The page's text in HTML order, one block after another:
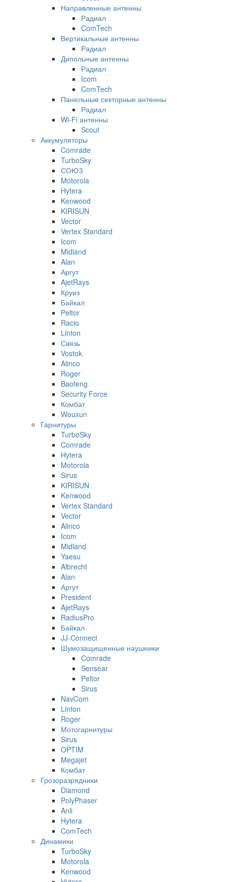
Направленные антенны
Радиал
ComTech
Вертикальные антенны
Радиал
Дипольные антенны
Радиал
Icom
ComTech
Панельные секторные антенны
Радиал
Wi-Fi антенны
Scout
Аккумуляторы
Comrade
TurboSky
СОЮЗ
Motorola
Hytera
Kenwood
KIRISUN
Vector
Vertex Standard
Icom
Midland
Alan
Аргут
AjetRays
Круиз
Байкал
Peltor
Racio
Linton
Связь
Vostok
Alinco
Roger
Baofeng
Security Force
Комбат
Wouxun
Гарнитуры
TurboSky
Comrade
Hytera
Motorola
Sirus
KIRISUN
Kenwood
Vertex Standard
Vector
Alinco
Icom
Midland
Yaesu
Albrecht
Alan
Аргут
President
AjetRays
RadiusPro
Байкал
JJ-Connect
Шумозащищенные наушники
Comrade
Sensear
Peltor
Sirus
NavCom
Linton
Roger
Мотогарнитуры
Sirus
OPTIM
Megajet
Комбат
Грозоразрядники
Diamond
PolyPhaser
Anli
Hytera
ComTech
Динамики
TurboSky
Motorola
Kenwood